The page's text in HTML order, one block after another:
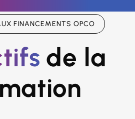
FINANCEMENTS OPCO
de la